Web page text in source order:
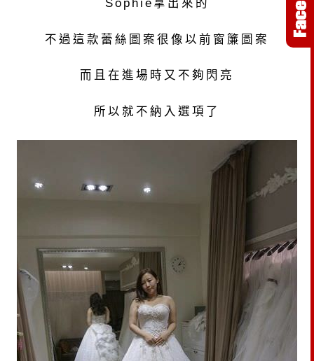
Sophie拿出來的
不過這款蕾絲圖案很像以前窗簾圖案
而且在進場時又不夠閃亮
所以就不納入選項了